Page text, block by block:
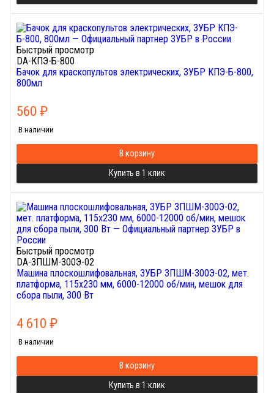
Быстрый просмотр
DA-КПЭ-Б-800
Бачок для краскопультов электрических, ЗУБР КПЭ-Б-800,
800мл
560 ₽
В наличии
В корзину
Купить в 1 клик
Быстрый просмотр
DA-ЗПШМ-300Э-02
Машина плоскошлифовальная, ЗУБР ЗПШМ-300Э-02, мет.
платформа, 115х230 мм, 6000-12000 об/мин, мешок для
сбора пыли, 300 Вт
4 610 ₽
В наличии
В корзину
Купить в 1 клик